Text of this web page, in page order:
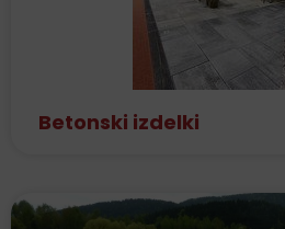
Betonski izdelki